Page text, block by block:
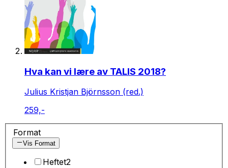
Hva kan vi lære av TALIS 2018?
Julius Kristjan Björnsson (red.)
259,-
Format
Vis Format
Heftet2